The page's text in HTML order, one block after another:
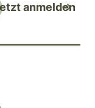
anmelden